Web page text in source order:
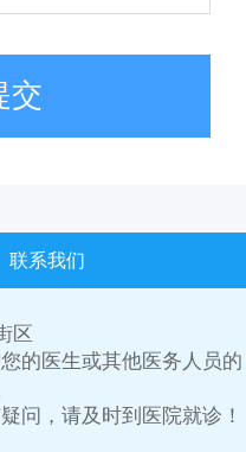
交
联系我们
区
的医生或其他医务人员的
问，请及时到医院就诊！